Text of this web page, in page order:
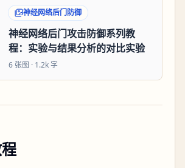
神经网络后门防御
神经网络后门攻击防御系列教
程：实验与结果分析的对比实验
6 张图 · 1.2k 字